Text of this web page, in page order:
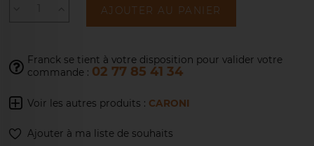
AJOUTER AU PANIER
Franck se tient à votre disposition pour valider votre
commande : 02 77 85 41 34
Voir les autres produits : CARONI
Ajouter à ma liste de souhaits